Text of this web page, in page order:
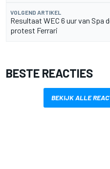
VOLGEND ARTIKEL
Resultaat WEC 6 uur van
protest Ferrari
BESTE REACTIES
BEKIJK ALLE